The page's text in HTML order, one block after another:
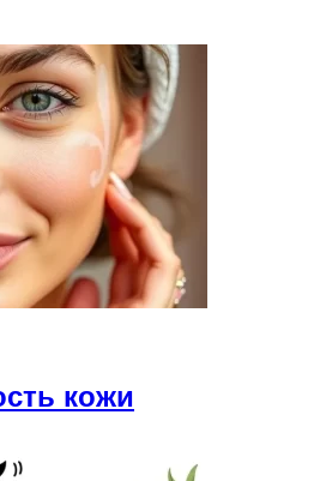
кожи